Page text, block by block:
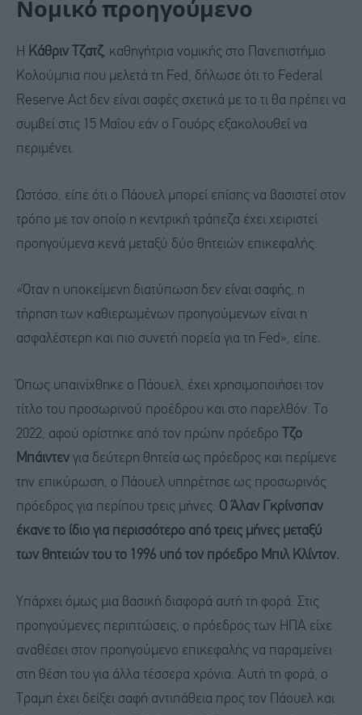
Νομικό προηγούμενο
Η Κάθριν Τζατζ, καθηγήτρια νομικής στο Πανεπιστήμιο
Κολούμπια που μελετά τη Fed, δήλωσε ότι τo Federal
Reserve Act δεν είναι σαφές σχετικά με το τι θα πρέπει να
συμβεί στις 15 Μαΐου εάν ο Γουόρς εξακολουθεί να
περιμένει.
Ωστόσο, είπε ότι ο Πάουελ μπορεί επίσης να βασιστεί στον
τρόπο με τον οποίο η κεντρική τράπεζα έχει χειριστεί
προηγούμενα κενά μεταξύ δύο θητειών επικεφαλής.
«Όταν η υποκείμενη διατύπωση δεν είναι σαφής, η
τήρηση των καθιερωμένων προηγούμενων είναι η
ασφαλέστερη και πιο συνετή πορεία για τη Fed», είπε.
Όπως υπαινίχθηκε ο Πάουελ, έχει χρησιμοποιήσει τον
τίτλο του προσωρινού προέδρου και στο παρελθόν. Το
2022, αφού ορίστηκε από τον πρώην πρόεδρο
Τζο
Μπάιντεν για δεύτερη θητεία ως πρόεδρος και περίμενε
την επικύρωση, ο Πάουελ υπηρέτησε ως προσωρινός
πρόεδρος για περίπου τρεις μήνες. Ο Άλαν Γκρίνσπαν
έκανε το ίδιο για περισσότερο από τρεις μήνες μεταξύ
των θητειών του το 1996 υπό τον πρόεδρο Μπιλ Κλίντον.
Υπάρχει όμως μια βασική διαφορά αυτή τη φορά. Στις
προηγούμενες περιπτώσεις, ο πρόεδρος των ΗΠΑ είχε
αναθέσει στον προηγούμενο επικεφαλής να παραμείνει
στη θέση του για άλλα τέσσερα χρόνια. Αυτή τη φορά, ο
Τραμπ έχει δείξει σαφή αντιπάθεια προς τον Πάουελ και